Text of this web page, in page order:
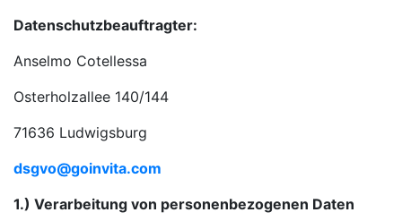
Datenschutzbeauftragter:
Anselmo Cotellessa
Osterholzallee 140/144
71636 Ludwigsburg
dsgvo@goinvita.com
1.) Verarbeitung von personenbezogenen Daten